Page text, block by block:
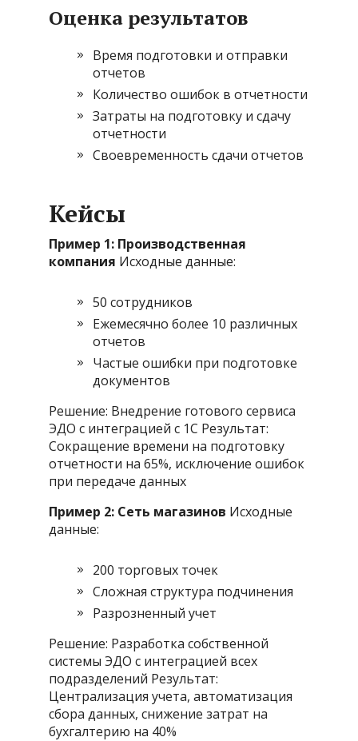
Оценка результатов
Время подготовки и отправки
отчетов
Количество ошибок в отчетности
Затраты на подготовку и сдачу
отчетности
Своевременность сдачи отчетов
Кейсы
Пример 1: Производственная
компания Исходные данные:
50 сотрудников
Ежемесячно более 10 различных
отчетов
Частые ошибки при подготовке
документов
Решение: Внедрение готового сервиса
ЭДО с интеграцией с 1С Результат:
Сокращение времени на подготовку
отчетности на 65%, исключение ошибок
при передаче данных
Пример 2: Сеть магазинов Исходные
данные:
200 торговых точек
Сложная структура подчинения
Разрозненный учет
Решение: Разработка собственной
системы ЭДО с интеграцией всех
подразделений Результат:
Централизация учета, автоматизация
сбора данных, снижение затрат на
бухгалтерию на 40%